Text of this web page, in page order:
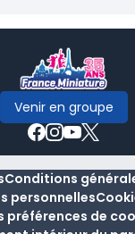
Venir en groupe
Conditions
personnelles
préférences de